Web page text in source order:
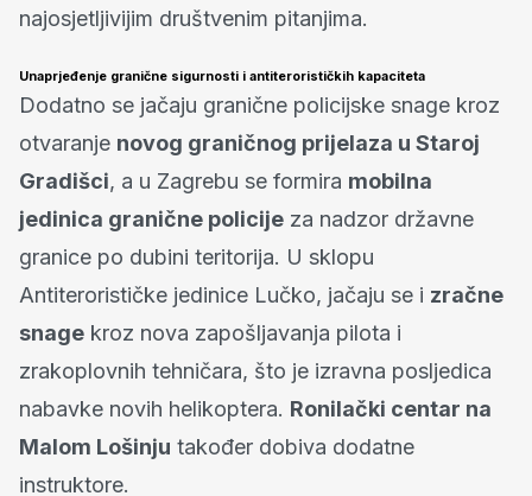
najosjetljivijim društvenim pitanjima.
Unaprjeđenje granične sigurnosti i antiterorističkih kapaciteta
Dodatno se jačaju granične policijske snage kroz
otvaranje novog graničnog prijelaza u Staroj
Gradišci, a u Zagrebu se formira mobilna
jedinica granične policije za nadzor državne
granice po dubini teritorija. U sklopu
Antiterorističke jedinice Lučko, jačaju se i zračne
snage kroz nova zapošljavanja pilota i
zrakoplovnih tehničara, što je izravna posljedica
nabavke novih helikoptera. Ronilački centar na
Malom Lošinju također dobiva dodatne
instruktore.